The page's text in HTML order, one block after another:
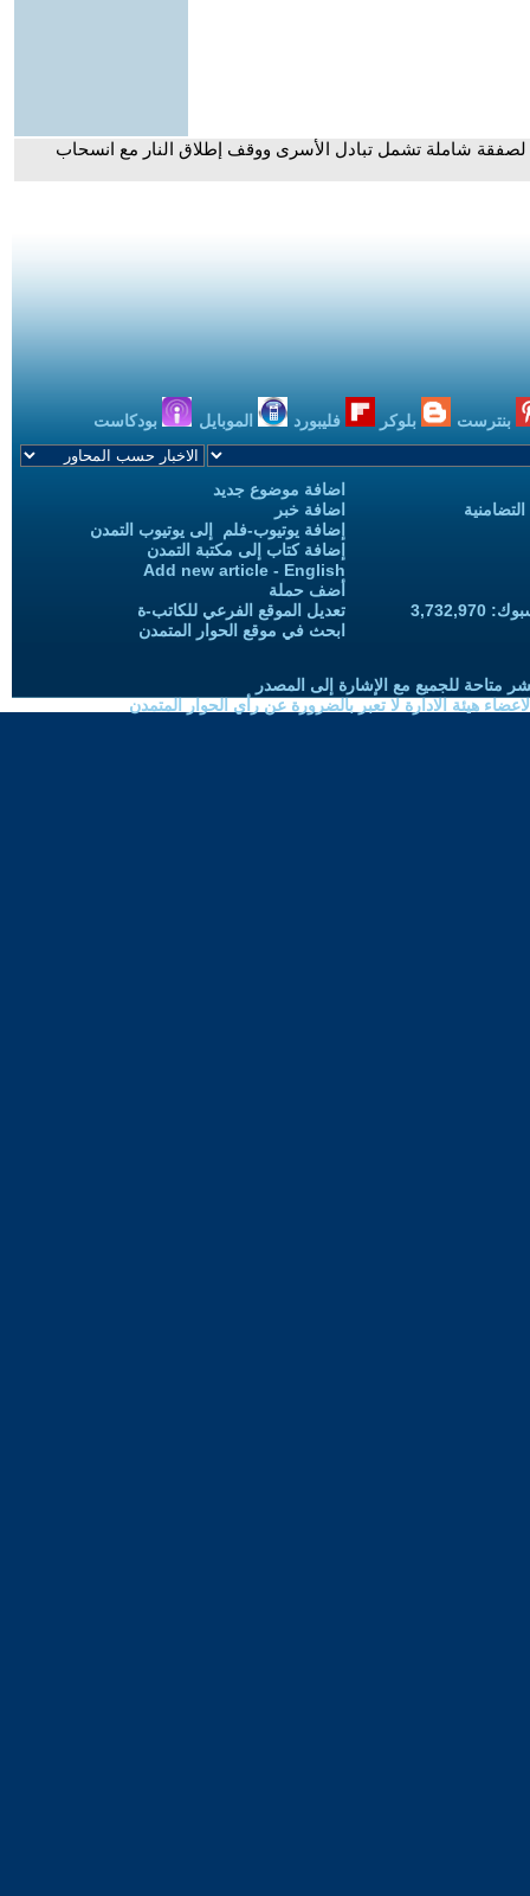
شاملة تشمل تبادل الأسرى ووقف إطلاق النار مع انسحاب
بنترست بلوكر فليبورد الموبايل بودكاست
اضافة موضوع جديد
اضافة خبر
إضافة يوتيوب-فلم إلى يوتيوب التمدن
إضافة كتاب إلى مكتبة التمدن
Add new article - English
أضف حملة
تعديل الموقع الفرعي للكاتب-ة
ابحث في موقع الحوار المتمدن
متاحة للجميع مع الإشارة إلى المصدر
هيئة الادارة لا تعبر بالضرورة عن رأي الحوار المتمدن